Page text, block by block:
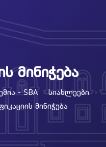
მინიჭება
- SBA >Სიახლეები >
Მინიჭება